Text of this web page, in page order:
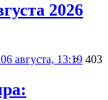
2026
06 августа, 13:19 403